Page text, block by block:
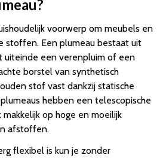
voorwerp om meubels en
stoffen. Een plumeau bestaat uit
uiteinde een verenpluim of een
borstel van synthetisch
stof vast dankzij statische
hebben een telescopische
op hoge en moeilijk
afstoffen.
flexibel is kun je zonder